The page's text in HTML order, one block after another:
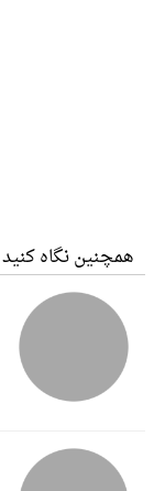
همچنین نگاه کنید